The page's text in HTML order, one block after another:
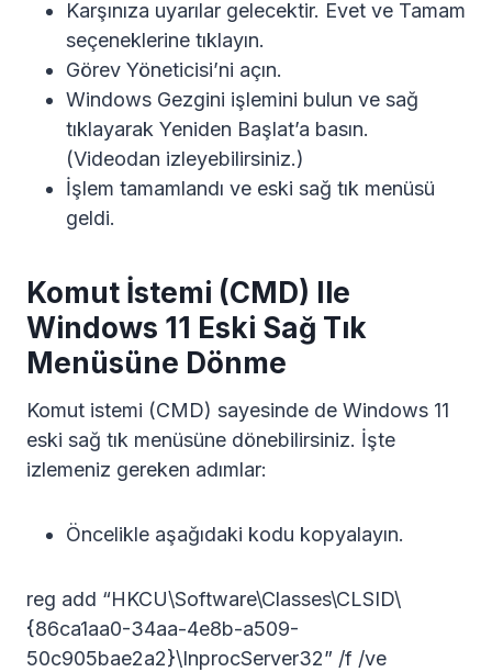
Karşınıza uyarılar gelecektir. Evet ve Tamam
seçeneklerine tıklayın.
Görev Yöneticisi’ni açın.
Windows Gezgini işlemini bulun ve sağ
tıklayarak Yeniden Başlat’a basın.
(Videodan izleyebilirsiniz.)
İşlem tamamlandı ve eski sağ tık menüsü
geldi.
Komut İstemi (CMD) Ile
Windows 11 Eski Sağ Tık
Menüsüne Dönme
Komut istemi (CMD) sayesinde de Windows 11
eski sağ tık menüsüne dönebilirsiniz. İşte
izlemeniz gereken adımlar:
Öncelikle aşağıdaki kodu kopyalayın.
reg add “HKCU\Software\Classes\CLSID\
{86ca1aa0-34aa-4e8b-a509-
50c905bae2a2}\InprocServer32” /f /ve